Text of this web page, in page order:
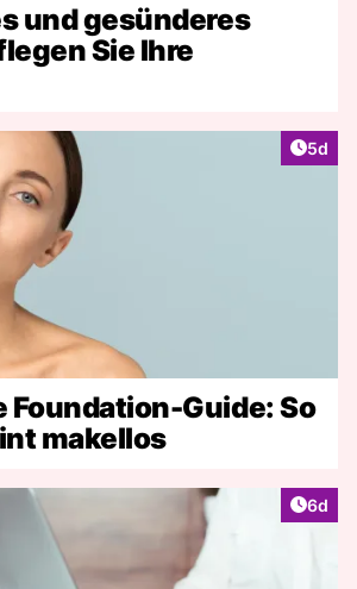
und gesünderes
Sie Ihre
5d
Foundation-Guide: So
makellos
6d